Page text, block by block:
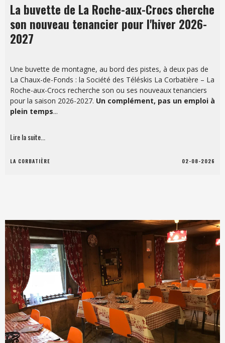
La buvette de La Roche-aux-Crocs cherche
son nouveau tenancier pour l'hiver 2026-
2027
Une buvette de montagne, au bord des pistes, à deux pas de
La Chaux-de-Fonds : la Société des Téléskis La Corbatière – La
Roche-aux-Crocs recherche son ou ses nouveaux tenanciers
pour la saison 2026-2027. Un complément, pas un emploi à
plein temps...
Lire la suite...
LA CORBATIÈRE 02-08-2026